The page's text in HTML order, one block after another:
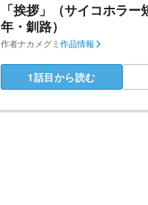
「挨拶」（サイコホラー
年・釧路）
作者ナカメグミ 作品情報
1話目から読む